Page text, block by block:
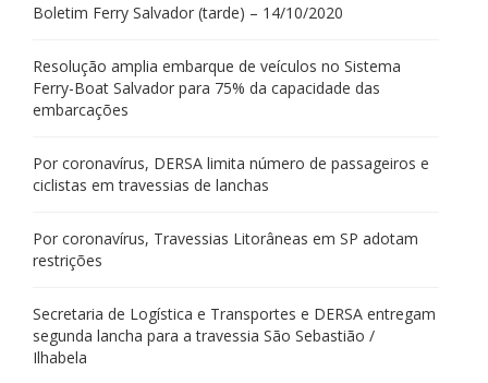
Boletim Ferry Salvador (tarde) – 14/10/2020
Resolução amplia embarque de veículos no Sistema
Ferry-Boat Salvador para 75% da capacidade das
embarcações
Por coronavírus, DERSA limita número de passageiros e
ciclistas em travessias de lanchas
Por coronavírus, Travessias Litorâneas em SP adotam
restrições
Secretaria de Logística e Transportes e DERSA entregam
segunda lancha para a travessia São Sebastião /
Ilhabela